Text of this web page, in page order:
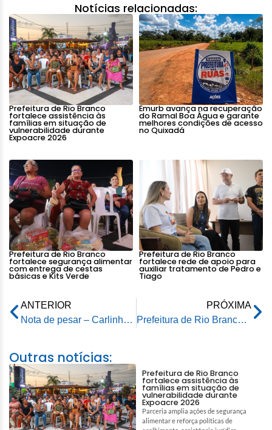
Notícias relacionadas:
Prefeitura de Rio Branco
fortalece assistência às
famílias em situação de
vulnerabilidade durante
Expoacre 2026
Emurb avança na recuperação
do Ramal Boa Água e garante
melhores condições de acesso
no Quixadá
Prefeitura de Rio Branco
fortalece segurança alimentar
com entrega de cestas
básicas e Kits Verde
Prefeitura de Rio Branco
fortalece rede de apoio para
auxiliar tratamento de Pedro e
Tiago
ANTERIOR
Nota de pesar – Carlinhos Santiago
PRÓXIMA
Prefeitura de Rio Branco encerra 2ª edição do TechJovem com foco na inteligência artificial
Outras notícias:
Prefeitura de Rio Branco
fortalece assistência às
famílias em situação de
vulnerabilidade durante
Expoacre 2026
Parceria amplia ações de segurança
alimentar e reforça políticas de